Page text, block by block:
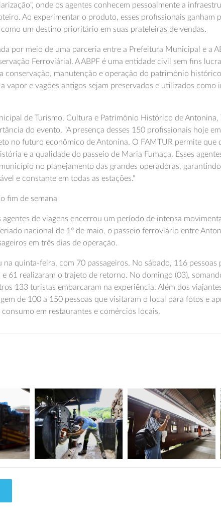
onde os agentes conhecem pessoalmente a
Ao experimentar o produto, esses profissionais ganham
um destino prioritário em suas prateleiras de vendas.
por meio de uma parceria entre a Prefeitura Municipal e a
Ferroviária). A ABPF é uma entidade civil sem fins
conservação, manutenção e operação do patrimônio
vapor e vagões antigos sejam preservados e utilizados como
de Turismo, Cultura e Patrimônio Histórico de Antonina,
do evento. "A presença desses 150 profissionais hoje
no futuro econômico de Antonina. O FAMTUR permite que
e a qualidade do passeio de Maria Fumaça. Esses
no planejamento das grandes operadoras,
e constante em todas as estações."
fim de semana
agentes de viagens encerrou um período de intensa
nacional de 1º de maio, o passeio ferroviário entre
em três dias de operação.
na quinta-feira, com 70 passageiros. No sábado, 116 pessoas
61 realizaram o trajeto de retorno. No domingo (03),
133 turistas embarcaram na experiência. Além dos
de 100 a 150 pessoas que visitaram o local para fotos e
em restaurantes e comércios locais.